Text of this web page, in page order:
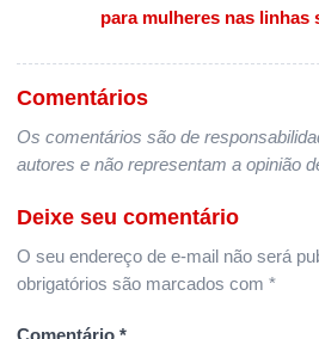
para mulheres nas linhas
Comentários
Os comentários são de
autores e não representam a opinião
Deixe seu comentário
O seu endereço de e-mail não será
obrigatórios são marcados com *
Comentário *